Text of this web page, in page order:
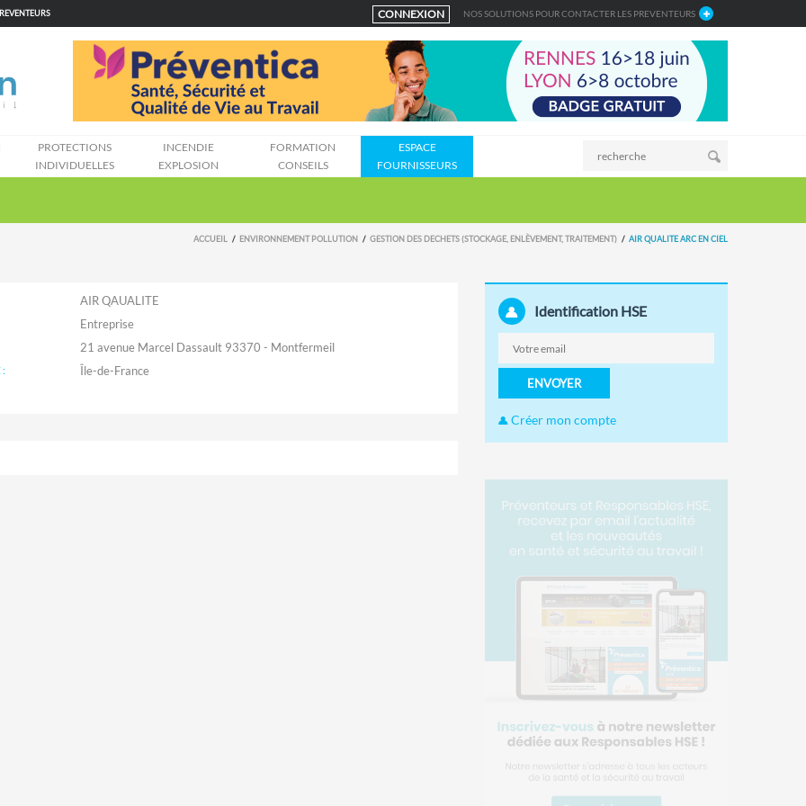
CONNEXION NOS SOLUTIONS POUR CONTACTER LES PREVENTEURS
PROTECTIONS
INDIVIDUELLES
INCENDIE
EXPLOSION
FORMATION
CONSEILS
ESPACE
FOURNISSEURS
ACCUEIL ENVIRONNEMENT POLLUTION GESTION DES DECHETS (STOCKAGE, ENLÈVEMENT, TRAITEMENT) AIR QUALITE ARC EN CIEL
AIR QAUALITE
Entreprise
21 avenue Marcel Dassault 93370 - Montfermeil
: Île-de-France
Identification HSE
ENVOYER
Créer mon compte